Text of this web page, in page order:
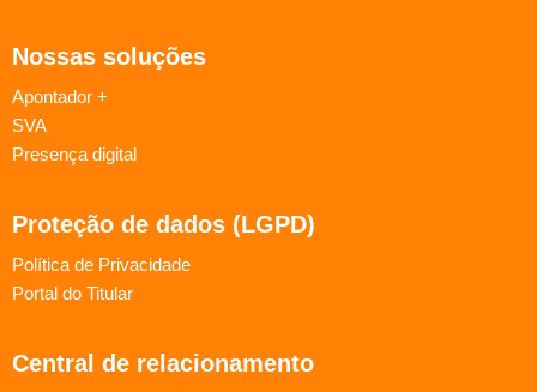
Nossas soluções
Apontador +
SVA
Presença digital
Proteção de dados (LGPD)
Política de Privacidade
Portal do Titular
Central de relacionamento